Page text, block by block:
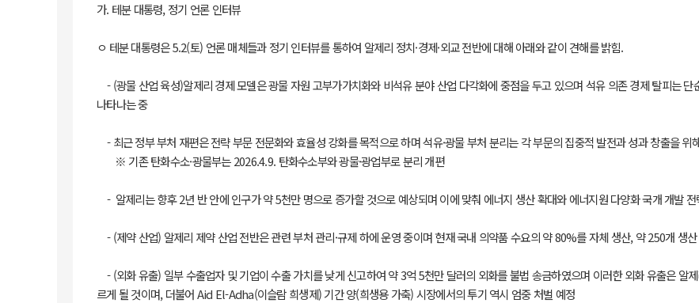
가. 테분 대통령, 정기 언론 인터뷰
ㅇ 테분 대통령은 5.2(토) 언론 매체들과 정기 인터뷰를 통하여 알제리 정치·경제·외교 전반에 대해 아래와 같이 견해를 밝힘.
- (광물 산업 육성)알제리 경제 모델은 광물 자원 고부가가치화와 비석유 분야 산업 다각화에 중점을 두고 있으며 석유 의존 경제 탈피는
나타나는 중
- 최근 정부 부처 재편은 전략 부문 전문화와 효율성 강화를 목적으로 하며 석유·광물 부처 분리는 각 부문의 집중적 발전과 성과 창출을 위
※ 기존 탄화수소·광물부는 2026.4.9. 탄화수소부와 광물·광업부로 분리 개편
- 알제리는 향후 2년 반 안에 인구가 약 5천만 명으로 증가할 것으로 예상되며 이에 맞춰 에너지 생산 확대와 에너지원 다양화 국개 개발
- (제약 산업) 알제리 제약 산업 전반은 관련 부처 관리·규제 하에 운영 중이며 현재 국내 의약품 수요의 약 80%를 자체 생산, 약 250개 생
- (외화 유출) 일부 수출업자 및 기업이 수출 가치를 낮게 신고하여 약 3억 5천만 달러의 외화를 불법 송금하였으며 이러한 외화 유출은 알
르게 될 것이며, 더불어 Aid El-Adha(이슬람 희생제) 기간 양(희생용 가축) 시장에서의 투기 역시 엄중 처벌 예정